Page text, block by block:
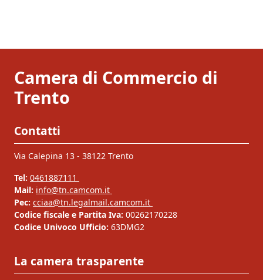
Camera di Commercio di
Trento
Contatti
Via Calepina 13 - 38122 Trento
Tel: 0461887111
Mail: info@tn.camcom.it
Pec: cciaa@tn.legalmail.camcom.it
Codice fiscale e Partita Iva: 00262170228
Codice Univoco Ufficio: 63DMG2
La camera trasparente